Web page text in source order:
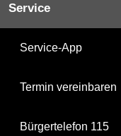
Service
Service-App
Termin vereinbaren
Bürgertelefon 115